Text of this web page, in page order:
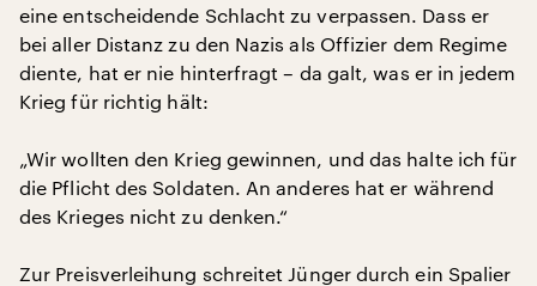
eine entscheidende Schlacht zu verpassen. Dass er
bei aller Distanz zu den Nazis als Offizier dem Regime
diente, hat er nie hinterfragt – da galt, was er in jedem
Krieg für richtig hält:
„Wir wollten den Krieg gewinnen, und das halte ich für
die Pflicht des Soldaten. An anderes hat er während
des Krieges nicht zu denken.“
Zur Preisverleihung schreitet Jünger durch ein Spalier